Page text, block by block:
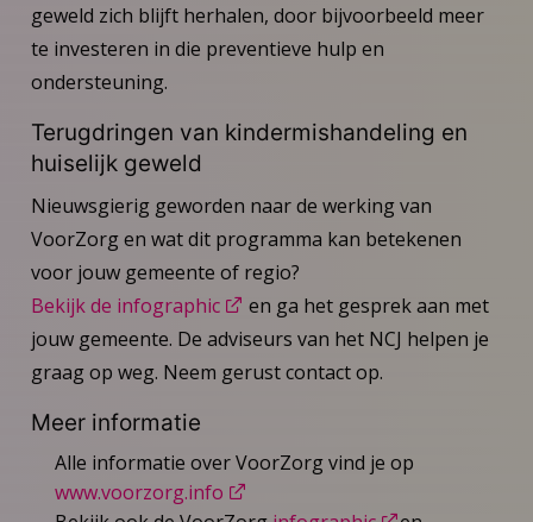
geweld zich blijft herhalen, door bijvoorbeeld meer
te investeren in die preventieve hulp en
ondersteuning.
Terugdringen van kindermishandeling en
huiselijk geweld
Nieuwsgierig geworden naar de werking van
VoorZorg en wat dit programma kan betekenen
voor jouw gemeente of regio?
Bekijk de infographic
en ga het gesprek aan met
jouw gemeente. De adviseurs van het NCJ helpen je
graag op weg. Neem gerust contact op.
Meer informatie
Alle informatie over VoorZorg vind je op
www.voorzorg.info